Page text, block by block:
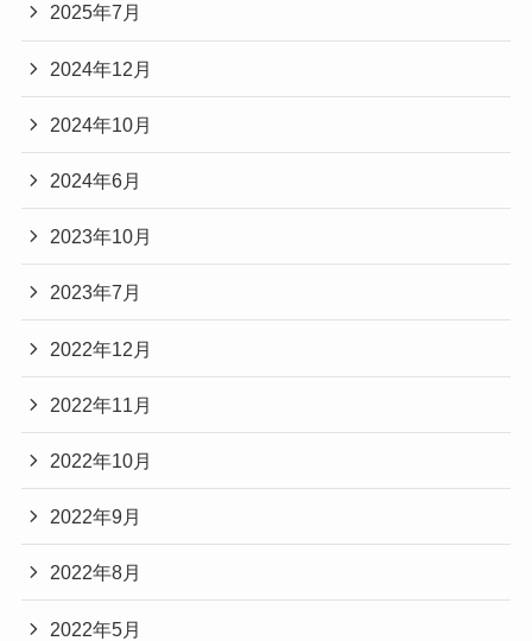
2025年7月
2024年12月
2024年10月
2024年6月
2023年10月
2023年7月
2022年12月
2022年11月
2022年10月
2022年9月
2022年8月
2022年5月